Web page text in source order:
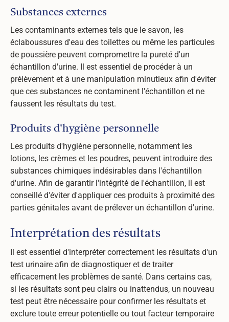
Substances externes
Les contaminants externes tels que le savon, les
éclaboussures d'eau des toilettes ou même les particules
de poussière peuvent compromettre la pureté d'un
échantillon d'urine. Il est essentiel de procéder à un
prélèvement et à une manipulation minutieux afin d'éviter
que ces substances ne contaminent l'échantillon et ne
faussent les résultats du test.
Produits d'hygiène personnelle
Les produits d'hygiène personnelle, notamment les
lotions, les crèmes et les poudres, peuvent introduire des
substances chimiques indésirables dans l'échantillon
d'urine. Afin de garantir l'intégrité de l'échantillon, il est
conseillé d'éviter d'appliquer ces produits à proximité des
parties génitales avant de prélever un échantillon d'urine.
Interprétation des résultats
Il est essentiel d'interpréter correctement les résultats d'un
test urinaire afin de diagnostiquer et de traiter
efficacement les problèmes de santé. Dans certains cas,
si les résultats sont peu clairs ou inattendus, un nouveau
test peut être nécessaire pour confirmer les résultats et
exclure toute erreur potentielle ou tout facteur temporaire